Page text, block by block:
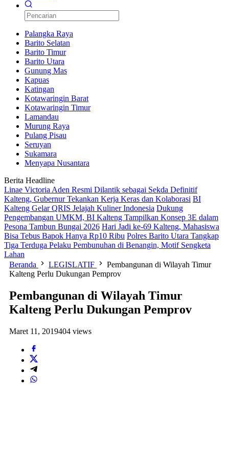
Palangka Raya
Barito Selatan
Barito Timur
Barito Utara
Gunung Mas
Kapuas
Katingan
Kotawaringin Barat
Kotawaringin Timur
Lamandau
Murung Raya
Pulang Pisau
Seruyan
Sukamara
Menyapa Nusantara
Berita Headline
Linae Victoria Aden Resmi Dilantik sebagai Sekda Definitif
Kalteng, Gubernur Tekankan Kerja Keras dan Kolaborasi BI
Kalteng Gelar QRIS Jelajah Kuliner Indonesia Dukung
Pengembangan UMKM, BI Kalteng Tampilkan Konsep 3E dalam
Pesona Tambun Bungai 2026 Hari Jadi ke-69 Kalteng, Mahasiswa
Bisa Tebus Bapok Hanya Rp10 Ribu Polres Barito Utara Tangkap
Tiga Terduga Pelaku Pembunuhan di Benangin, Motif Sengketa
Lahan
Beranda
LEGISLATIF
Pembangunan di Wilayah Timur
Kalteng Perlu Dukungan Pemprov
Pembangunan di Wilayah Timur
Kalteng Perlu Dukungan Pemprov
Maret 11, 2019404 views